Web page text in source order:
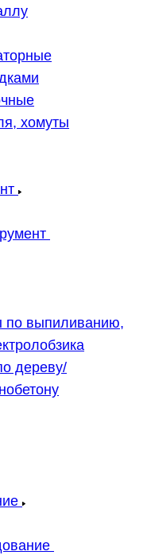
хомуты
по выпиливанию,
дереву/